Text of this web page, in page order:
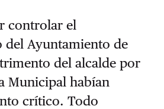
controlar el
Ayuntamiento de
del alcalde por
Municipal habían
crítico. Todo